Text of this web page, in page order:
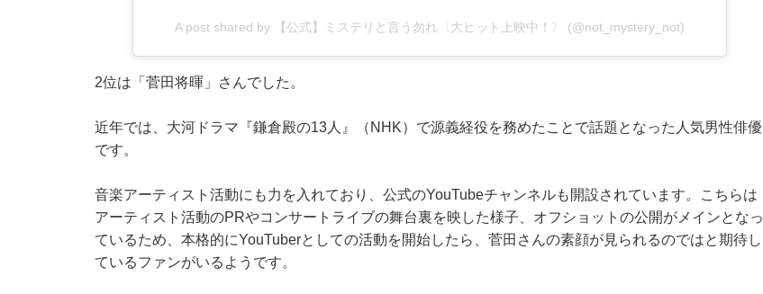
A post shared by 【公式】ミステリと言う勿れ〈大ヒット上映中！〉 (@not_mystery_not)
2位は「菅田将暉」さんでした。
近年では、大河ドラマ『鎌倉殿の13人』（NHK）で源義経役を務めたことで話題となった人気男性俳優
です。
音楽アーティスト活動にも力を入れており、公式のYouTubeチャンネルも開設されています。こちらは
アーティスト活動のPRやコンサートライブの舞台裏を映した様子、オフショットの公開がメインとなっ
ているため、本格的にYouTuberとしての活動を開始したら、菅田さんの素顔が見られるのではと期待し
ているファンがいるようです。